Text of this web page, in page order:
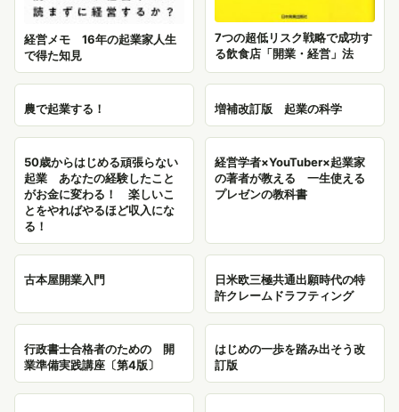
経営メモ 16年の起業家人生
で得た知見
7つの超低リスク戦略で成功す
る飲食店「開業・経営」法
農で起業する！ 増補改訂版 起業の科学
50歳からはじめる頑張らない
起業 あなたの経験したこと
がお金に変わる！ 楽しいこ
とをやればやるほど収入にな
る！
経営学者×YouTuber×起業家
の著者が教える 一生使える
プレゼンの教科書
古本屋開業入門
日米欧三極共通出願時代の特
許クレームドラフティング
行政書士合格者のための 開
業準備実践講座〔第4版〕
はじめの一歩を踏み出そう改
訂版